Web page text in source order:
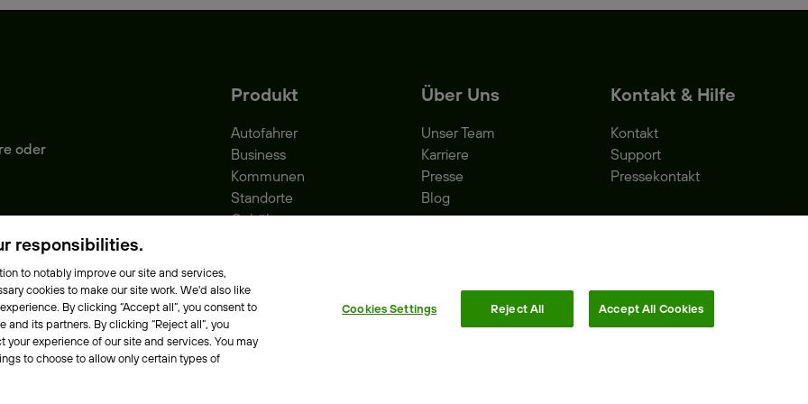
oder
Produkt
Autofahrer
Business
Kommunen
Standorte
Gebühren
Über Uns
Unser Team
Karriere
Presse
Blog
Kontakt & Hilfe
Kontakt
Support
Pressekontakt
RichtlinieErklärung zur Barrierefreiheit
responsibilities.
to notably improve our site and services,
cookies to make our site work. We'd also like
By clicking “Accept all”, you consent to
its partners. By clicking “Reject all”, you
experience of our site and services. You may
to choose to allow only certain types of
Cookies Settings Reject All Accept All Cookies